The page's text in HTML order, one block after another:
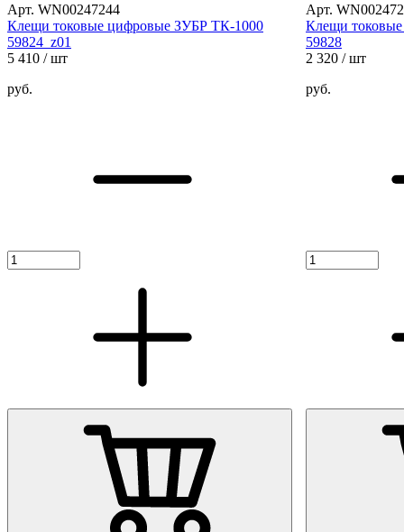
Арт. WN00247244
Клещи токовые цифровые ЗУБР ТК-1000
59824_z01
5 410 / шт
руб.
Арт.
Клещи
59828
2 320 / шт
руб.